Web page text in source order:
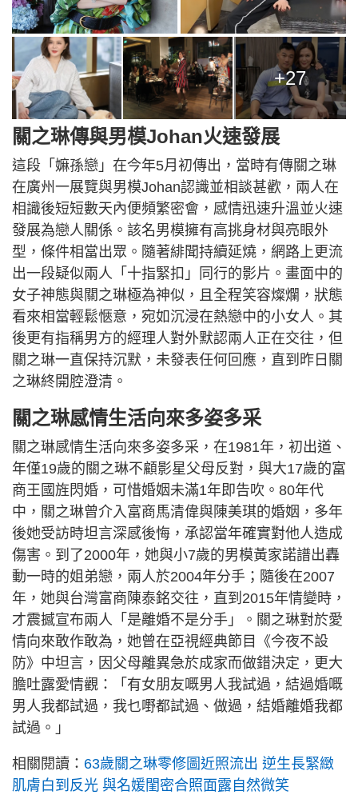
+27
關之琳傳與男模Johan火速發展
這段「嫲孫戀」在今年5月初傳出，當時有傳關之琳
在廣州一展覽與男模Johan認識並相談甚歡，兩人在
相識後短短數天內便頻繁密會，感情迅速升溫並火速
發展為戀人關係。該名男模擁有高挑身材與亮眼外
型，條件相當出眾。隨著緋聞持續延燒，網路上更流
出一段疑似兩人「十指緊扣」同行的影片。畫面中的
女子神態與關之琳極為神似，且全程笑容燦爛，狀態
看來相當輕鬆愜意，宛如沉浸在熱戀中的小女人。其
後更有指稱男方的經理人對外默認兩人正在交往，但
關之琳一直保持沉默，未發表任何回應，直到昨日關
之琳終開腔澄清。
關之琳感情生活向來多姿多采
關之琳感情生活向來多姿多采，在1981年，初出道、
年僅19歲的關之琳不顧影星父母反對，與大17歲的富
商王國旌閃婚，可惜婚姻未滿1年即告吹。80年代
中，關之琳曾介入富商馬清偉與陳美琪的婚姻，多年
後她受訪時坦言深感後悔，承認當年確實對他人造成
傷害。到了2000年，她與小7歲的男模黃家諾譜出轟
動一時的姐弟戀，兩人於2004年分手；隨後在2007
年，她與台灣富商陳泰銘交往，直到2015年情變時，
才震撼宣布兩人「是離婚不是分手」。關之琳對於愛
情向來敢作敢為，她曾在亞視經典節目《今夜不設
防》中坦言，因父母離異急於成家而做錯決定，更大
膽吐露愛情觀：「有女朋友嘅男人我試過，結過婚嘅
男人我都試過，我乜嘢都試過、做過，結婚離婚我都
試過。」
相關閱讀： 63歲關之琳零修圖近照流出 逆生長緊緻
肌膚白到反光 與名媛閨密合照面露自然微笑